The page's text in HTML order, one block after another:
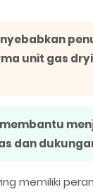
unit gas
dan
memiliki